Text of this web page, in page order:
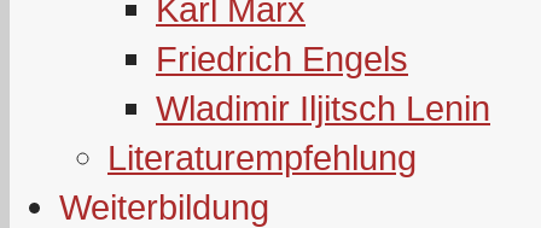
Karl Marx
Friedrich Engels
Wladimir Iljitsch Lenin
Literaturempfehlung
Weiterbildung